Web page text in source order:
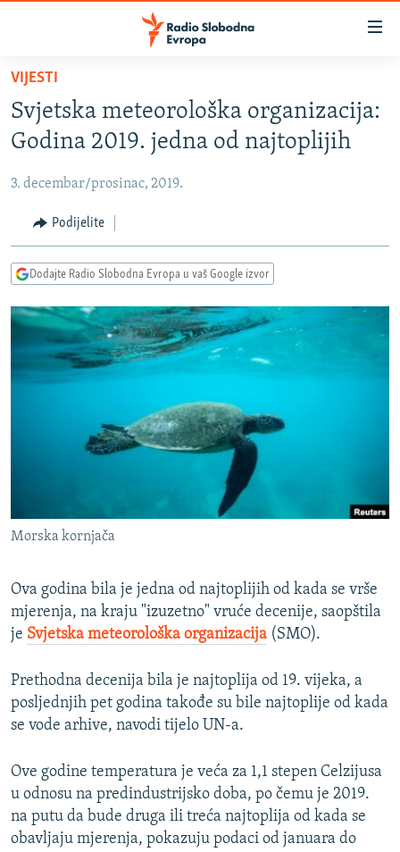
Pređite
glavni
sadržaj
na
navigaciju
Pređite
na
BOSNA I HERCEGOVINA
KOSOVO
CRNA GORA
VIDEO
FOTOGALERIJE
INFOGRAFIKE
PODCASTI
RAT U UKRAJINI
KINA NA BALKANU
RSE PRIČE IZ SVIJETA
DNEVNO@RSE
GENOCID U SREBRENICI
POPLAVE I KLIZIŠTA U BIH 2024.
TV LIBERTY
POST SCRIPTUM
MOJA EVROPA
TRI DECENIJE OD RATA U BIH
NASTANAK I RASPAD JUGOSLAVIJE
PRATITE NAS
Sve RFE/RL stranice
VIJESTI
Svjetska meteorološka organizacija:
Godina 2019. jedna od najtoplijih
3. decembar/prosinac, 2019.
Podijelite
Dodajte Radio Slobodna Evropa u vaš Google izvor
Morska kornjača
Ova godina bila je jedna od najtoplijih od kada se vrše
mjerenja, na kraju "izuzetno" vruće decenije, saopštila
je Svjetska meteorološka organizacija (SMO).
Prethodna decenija bila je najtoplija od 19. vijeka, a
posljednjih pet godina takođe su bile najtoplije od kada
se vode arhive, navodi tijelo UN-a.
Ove godine temperatura je veća za 1,1 stepen Celzijusa
u odnosu na predindustrijsko doba, po čemu je 2019.
na putu da bude druga ili treća najtoplija od kada se
obavljaju mjerenja, pokazuju podaci od januara do